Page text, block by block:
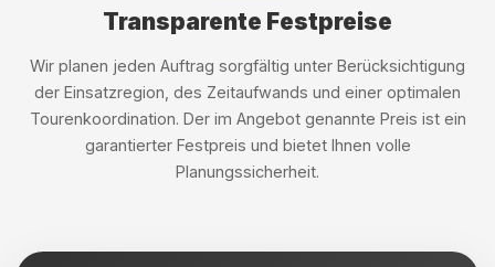
Transparente Festpreise
Wir planen jeden Auftrag sorgfältig unter Berücksichtigung
der Einsatzregion, des Zeitaufwands und einer optimalen
Tourenkoordination. Der im Angebot genannte Preis ist ein
garantierter Festpreis und bietet Ihnen volle
Planungssicherheit.